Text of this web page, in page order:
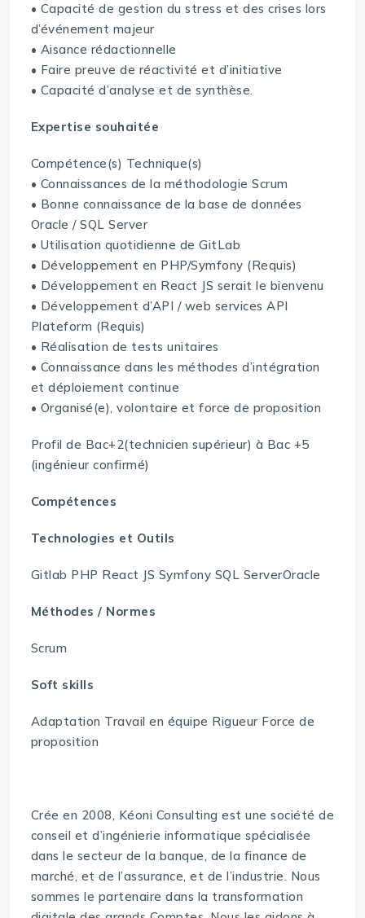
• Capacité de gestion du stress et des crises lors
d’événement majeur
• Aisance rédactionnelle
• Faire preuve de réactivité et d’initiative
• Capacité d’analyse et de synthèse.
Expertise souhaitée
Compétence(s) Technique(s)
• Connaissances de la méthodologie Scrum
• Bonne connaissance de la base de données
Oracle / SQL Server
• Utilisation quotidienne de GitLab
• Développement en PHP/Symfony (Requis)
• Développement en React JS serait le bienvenu
• Développement d’API / web services API
Plateform (Requis)
• Réalisation de tests unitaires
• Connaissance dans les méthodes d’intégration
et déploiement continue
• Organisé(e), volontaire et force de proposition
Profil de Bac+2(technicien supérieur) à Bac +5
(ingénieur confirmé)
Compétences
Technologies et Outils
Gitlab PHP React JS Symfony SQL ServerOracle
Méthodes / Normes
Scrum
Soft skills
Adaptation Travail en équipe Rigueur Force de
proposition
Crée en 2008, Kéoni Consulting est une société de
conseil et d’ingénierie informatique spécialisée
dans le secteur de la banque, de la finance de
marché, et de l’assurance, et de l’industrie. Nous
sommes le partenaire dans la transformation